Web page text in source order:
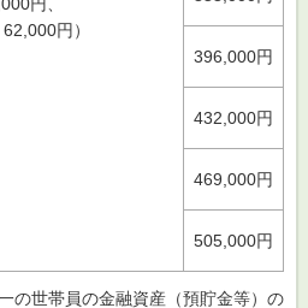
円）
396,000円
432,000円
469,000円
505,000円
の世帯員の金融資産（預貯金等）の